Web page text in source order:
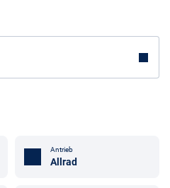
Antrieb
Allrad